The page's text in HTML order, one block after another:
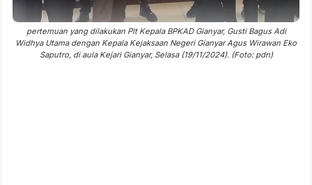
pertemuan yang dilakukan Plt Kepala BPKAD Gianyar, Gusti Bagus Adi
Widhya Utama dengan Kepala Kejaksaan Negeri Gianyar Agus Wirawan Eko
Saputro, di aula Kejari Gianyar, Selasa (19/11/2024). (Foto: pdn)